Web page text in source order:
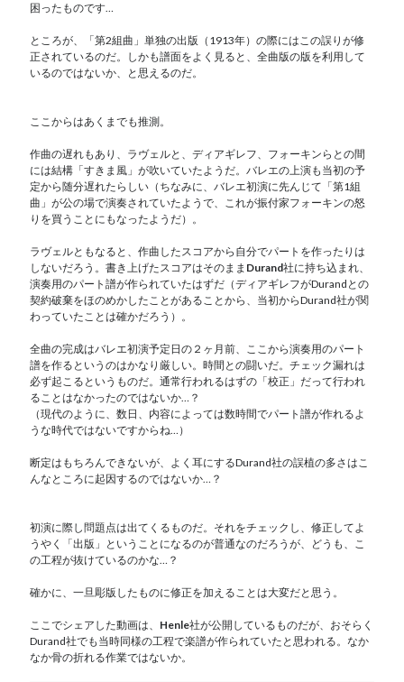
困ったものです…
ところが、「第2組曲」単独の出版（1913年）の際にはこの誤りが修
正されているのだ。しかも譜面をよく見ると、全曲版の版を利用して
いるのではないか、と思えるのだ。
ここからはあくまでも推測。
作曲の遅れもあり、ラヴェルと、ディアギレフ、フォーキンらとの間
には結構「すきま風」が吹いていたようだ。バレエの上演も当初の予
定から随分遅れたらしい（ちなみに、バレエ初演に先んじて「第1組
曲」が公の場で演奏されていたようで、これが振付家フォーキンの怒
りを買うことにもなったようだ）。
ラヴェルともなると、作曲したスコアから自分でパートを作ったりは
しないだろう。書き上げたスコアはそのまま Durand社に持ち込まれ、
演奏用のパート譜が作られていたはずだ（ディアギレフがDurandとの
契約破棄をほのめかしたことがあることから、当初からDurand社が関
わっていたことは確かだろう）。
全曲の完成はバレエ初演予定日の２ヶ月前、ここから演奏用のパート
譜を作るというのはかなり厳しい。時間との闘いだ。チェック漏れは
必ず起こるというものだ。通常行われるはずの「校正」だって行われ
ることはなかったのではないか…？
（現代のように、数日、内容によっては数時間でパート譜が作れるよ
うな時代ではないですからね…）
断定はもちろんできないが、よく耳にするDurand社の誤植の多さはこ
んなところに起因するのではないか…？
初演に際し問題点は出てくるものだ。それをチェックし、修正してよ
うやく「出版」ということになるのが普通なのだろうが、どうも、こ
の工程が抜けているのかな…？
確かに、一旦彫版したものに修正を加えることは大変だと思う。
ここでシェアした動画は、 Henle社が公開しているものだが、おそらく
Durand社でも当時同様の工程で楽譜が作られていたと思われる。なか
なか骨の折れる作業ではないか。